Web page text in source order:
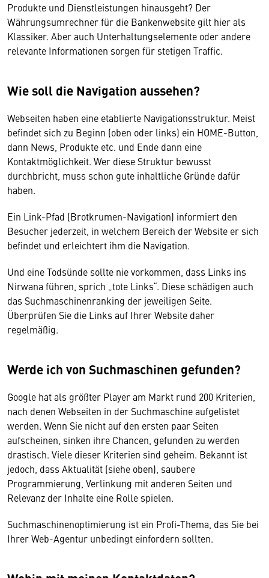
Produkte und Dienstleistungen hinausgeht? Der
Währungsumrechner für die Bankenwebsite gilt hier als
Klassiker. Aber auch Unterhaltungselemente oder andere
relevante Informationen sorgen für stetigen Traffic.
Wie soll die Navigation aussehen?
Webseiten haben eine etablierte Navigationsstruktur. Meist
befindet sich zu Beginn (oben oder links) ein HOME-Button,
dann News, Produkte etc. und Ende dann eine
Kontaktmöglichkeit. Wer diese Struktur bewusst
durchbricht, muss schon gute inhaltliche Gründe dafür
haben.
Ein Link-Pfad (Brotkrumen-Navigation) informiert den
Besucher jederzeit, in welchem Bereich der Website er sich
befindet und erleichtert ihm die Navigation.
Und eine Todsünde sollte nie vorkommen, dass Links ins
Nirwana führen, sprich „tote Links“. Diese schädigen auch
das Suchmaschinenranking der jeweiligen Seite.
Überprüfen Sie die Links auf Ihrer Website daher
regelmäßig.
Werde ich von Suchmaschinen gefunden?
Google hat als größter Player am Markt rund 200 Kriterien,
nach denen Webseiten in der Suchmaschine aufgelistet
werden. Wenn Sie nicht auf den ersten paar Seiten
aufscheinen, sinken ihre Chancen, gefunden zu werden
drastisch. Viele dieser Kriterien sind geheim. Bekannt ist
jedoch, dass Aktualität (siehe oben), saubere
Programmierung, Verlinkung mit anderen Seiten und
Relevanz der Inhalte eine Rolle spielen.
Suchmaschinenoptimierung ist ein Profi-Thema, das Sie bei
Ihrer Web-Agentur unbedingt einfordern sollten.